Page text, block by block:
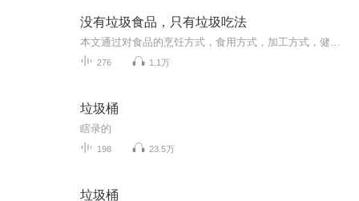
没有垃圾食品，只有垃圾吃法
276 1.1万
垃圾桶
瞎录的
198 23.5万
垃圾桶